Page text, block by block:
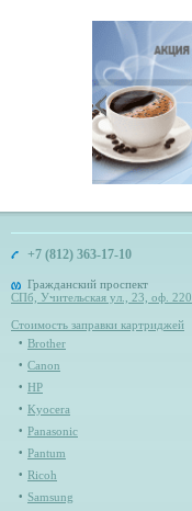
+7 (812) 363-17-10
Гражданский проспект
СПб, Учительская ул., 23, оф. 220
Стоимость заправки картриджей
Brother
Canon
HP
Kyocera
Panasonic
Pantum
Ricoh
Samsung